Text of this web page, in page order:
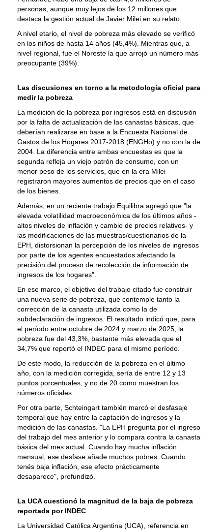
personas, aunque muy lejos de los 12 millones que
destaca la gestión actual de Javier Milei en su relato.
A nivel etario, el nivel de pobreza más elevado se verificó
en los niños de hasta 14 años (45,4%). Mientras que, a
nivel regional, fue el Noreste la que arrojó un número más
preocupante (39%).
Las discusiones en torno a la metodología oficial para
medir la pobreza
La medición de la pobreza por ingresos está en discusión
por la falta de actualización de las canastas básicas, que
deberían realizarse en base a la Encuesta Nacional de
Gastos de los Hogares 2017-2018 (ENGHo) y no con la de
2004. La diferencia entre ambas encuestas es que la
segunda refleja un viejo patrón de consumo, con un
menor peso de los servicios, que en la era Milei
registraron mayores aumentos de precios que en el caso
de los bienes.
Además, en un reciente trabajo Equilibra agregó que "la
elevada volatilidad macroeconómica de los últimos años -
altos niveles de inflación y cambio de precios relativos- y
las modificaciones de las muestras/cuestionarios de la
EPH, distorsionan la percepción de los niveles de ingresos
por parte de los agentes encuestados afectando la
precisión del proceso de recolección de información de
ingresos de los hogares".
En ese marco, el objetivo del trabajo citado fue construir
una nueva serie de pobreza, que contemple tanto la
corrección de la canasta utilizada como la de
subdeclaración de ingresos. El resultado indicó que, para
el período entre octubre de 2024 y marzo de 2025, la
pobreza fue del 43,3%, bastante más elevada que el
34,7% que reportó el INDEC para el mismo período.
De este modo, la reducción de la pobreza en el último
año, con la medición corregida, sería de entre 12 y 13
puntos porcentuales, y no de 20 como muestran los
números oficiales.
Por otra parte, Schteingart también marcó el desfasaje
temporal que hay entre la captación de ingresos y la
medición de las canastas. "La EPH pregunta por el ingreso
del trabajo del mes anterior y lo compara contra la canasta
básica del mes actual. Cuando hay mucha inflación
mensual, ese desfase añade muchos pobres. Cuando
tenés baja inflación, ese efecto prácticamente
desaparece", profundizó.
La UCA cuestionó la magnitud de la baja de pobreza
reportada por INDEC
La Universidad Católica Argentina (UCA), referencia en